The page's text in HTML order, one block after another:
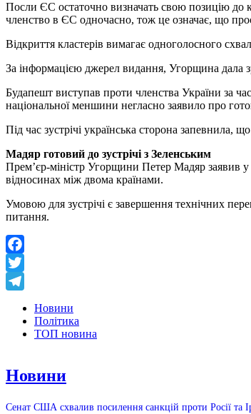
Посли ЄС остаточно визначать свою позицію до
членство в ЄС одночасно, тож це означає, що
Відкриття кластерів вимагає одноголосного
За інформацією джерел видання, Угорщина дала
Будапешт виступав проти членства України за
національної меншини негласно заявило про
Під час зустрічі українська сторона
Мадяр готовий до зустрічі з Зеленським
Прем’єр-міністр Угорщини Петер Мадяр заявив
відносинах між двома країнами.
Умовою для зустрічі є завершення технічних
питання.
Facebook
Twitter
Новини
Політика
ТОП новина
Новини
Сенат США схвалив посилення санкцій проти Росії та